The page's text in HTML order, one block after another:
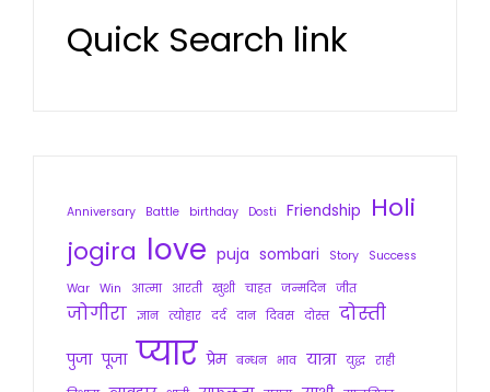
Quick Search link
Anniversary Battle birthday Dosti Friendship
Holi
jogira love puja sombari Story
Success
War Win आत्मा आरती खुशी चाहत जन्मदिन जीत
जोगीरा ज्ञान त्योहार दर्द दान दिवस दोस्त दोस्ती
पुजा पूजा प्यार प्रेम बन्धन भाव यात्रा युद्ध राही